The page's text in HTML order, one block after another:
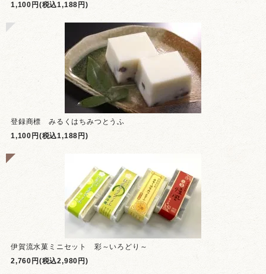
1,100円(税込1,188円)
登録商標 みるくはちみつとうふ
1,100円(税込1,188円)
伊賀流水菓ミニセット 彩～いろどり～
2,760円(税込2,980円)